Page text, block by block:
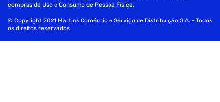
compras de Uso e Consumo de Pessoa Física.
© Copyright 2021 Martins Comércio e Serviço de Distribuição S.A. - Todos
os direitos reservados